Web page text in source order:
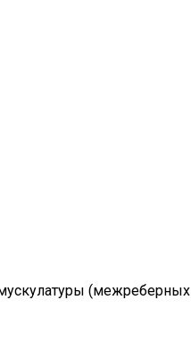
(межреберных